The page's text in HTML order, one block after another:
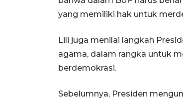
yang memiliki hak untuk
Lili juga menilai langkah
agama, dalam rangka untuk
berdemokrasi.
Sebelumnya, Presiden